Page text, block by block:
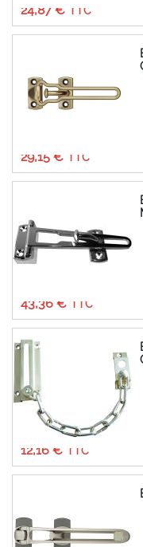
24,87 €
29,15 €
43,36 €
À partir de
12,16 €
10,13 €